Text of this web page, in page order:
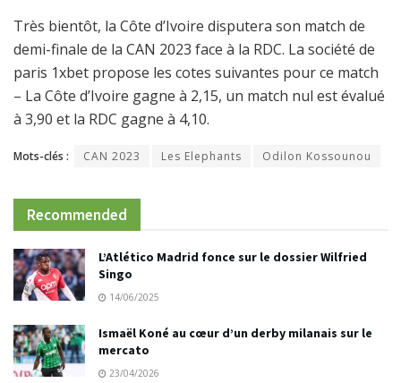
Très bientôt, la Côte d’Ivoire disputera son match de
demi-finale de la CAN 2023 face à la RDC. La société de
paris 1xbet propose les cotes suivantes pour ce match
– La Côte d’Ivoire gagne à 2,15, un match nul est évalué
à 3,90 et la RDC gagne à 4,10.
Mots-clés : CAN 2023 Les Elephants Odilon Kossounou
Recommended
L’Atlético Madrid fonce sur le dossier Wilfried
Singo
14/06/2025
Ismaël Koné au cœur d’un derby milanais sur le
mercato
23/04/2026